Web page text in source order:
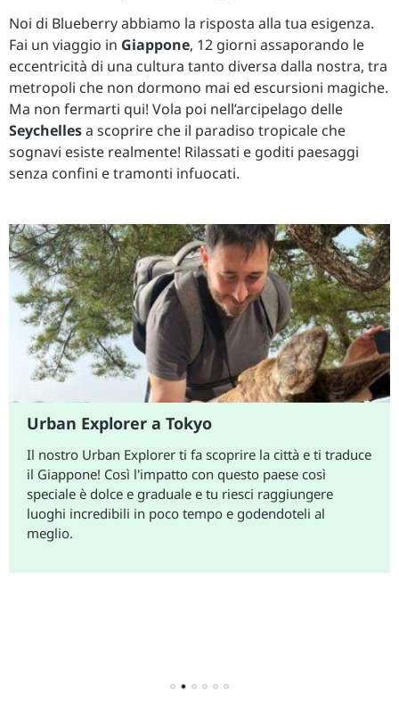
Noi di Blueberry abbiamo la risposta alla tua esigenza.
Fai un viaggio in Giappone, 12 giorni assaporando le
eccentricità di una cultura tanto diversa dalla nostra, tra
metropoli che non dormono mai ed escursioni magiche.
Ma non fermarti qui! Vola poi nell’arcipelago delle
Seychellesa scoprire che il paradiso tropicale che
sognavi esiste realmente! Rilassati e goditi paesaggi
senza confini e tramonti infuocati.
Urban Explorer a Tokyo
Il nostro Urban Explorer ti fa scoprire la città e ti traduce
il Giappone! Così l'impatto con questo paese così
speciale è dolce e graduale e tu riesci raggiungere
luoghi incredibili in poco tempo e godendoteli al
meglio.
5 6